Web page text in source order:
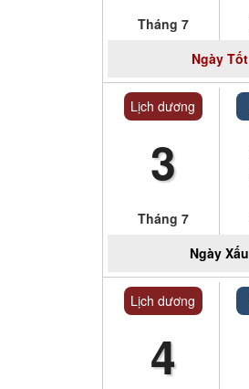
Tháng 7
NgàyTốt
Lịch dương
3
Tháng 7
Ngày Xấu
Lịch dương
4